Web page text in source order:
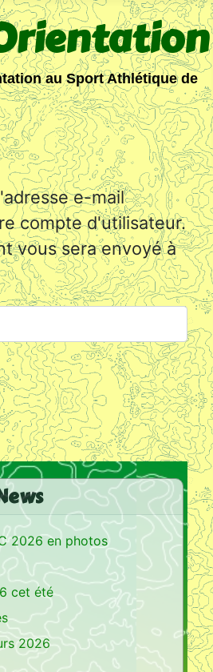
au Sport Athlétique de
2026 en photos
cet été
2026
e-mail
compte d'utilisateur.
vous sera envoyé à